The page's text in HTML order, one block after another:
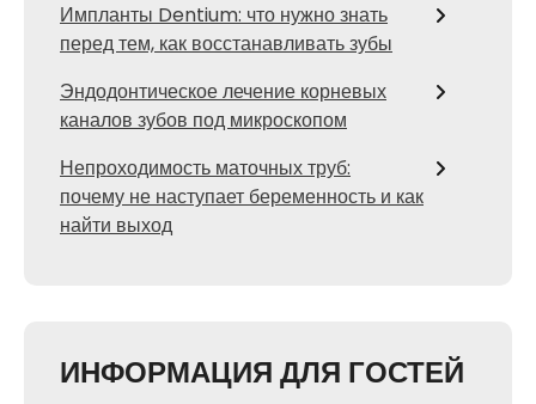
Импланты Dentium: что нужно знать
перед тем, как восстанавливать зубы
Эндодонтическое лечение корневых
каналов зубов под микроскопом
Непроходимость маточных труб:
почему не наступает беременность и как
найти выход
ИНФОРМАЦИЯ ДЛЯ ГОСТЕЙ